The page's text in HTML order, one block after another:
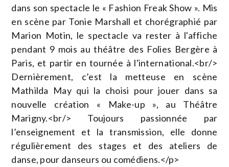
dans son spectacle le « Fashion Freak Show ». Mis
en scène par Tonie Marshall et chorégraphié par
Marion Motin, le spectacle va rester à l'affiche
pendant 9 mois au théâtre des Folies Bergère à
Paris, et partir en tournée à l'international.<br/>
Dernièrement, c’est la metteuse en scène
Mathilda May qui la choisi pour jouer dans sa
nouvelle création « Make-up », au Théâtre
Marigny.<br/> Toujours passionnée par
l’enseignement et la transmission, elle donne
régulièrement des stages et des ateliers de
danse, pour danseurs ou comédiens.</p>